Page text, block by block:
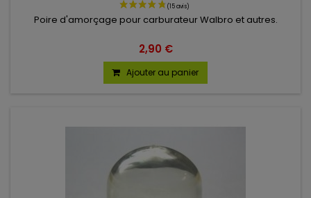
Poire d'amorçage pour carburateur Walbro et autres.
2,90 €
Ajouter au panier